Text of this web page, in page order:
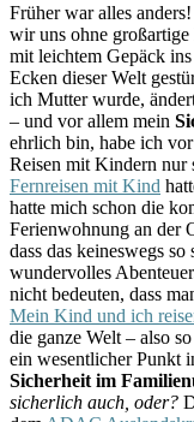
Früher war alles
wir uns ohne
mit leichtem Gepäck
Ecken dieser Welt
ich Mutter wurde,
– und vor allem mein
ehrlich bin, habe ich
Reisen mit Kindern nur
Fernreisen mit Kind
hatte mich schon die
Ferienwohnung an der
dass das keineswegs so
wundervolles
nicht bedeuten, dass
Mein Kind und ich
die ganze Welt – also
ein wesentlicher Punkt
Sicherheit im
sicherlich auch, oder?